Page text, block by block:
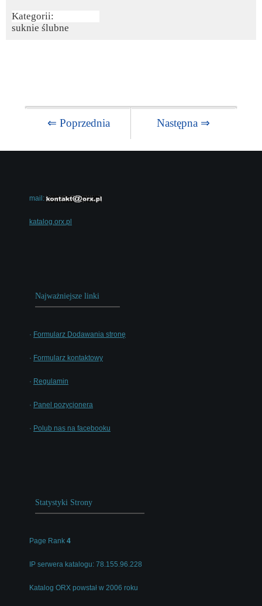
Kategorii:
suknie ślubne
⇐ Poprzednia Następna ⇒
mail:
katalog.orx.pl
Najważniejsze linki
· Formularz Dodawania stronę
· Formularz kontaktowy
· Regulamin
· Panel pozycjonera
· Polub nas na facebooku
Statystyki Strony
Page Rank 4
IP serwera katalogu: 78.155.96.228
Katalog ORX powstał w 2006 roku